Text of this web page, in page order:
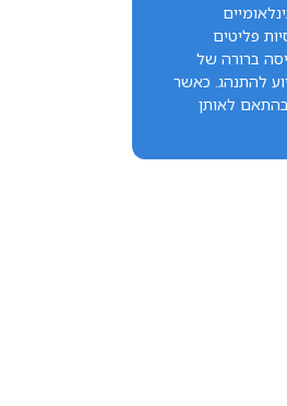
פליטים
ברורה של
להתנהג. כאשר
לאותן